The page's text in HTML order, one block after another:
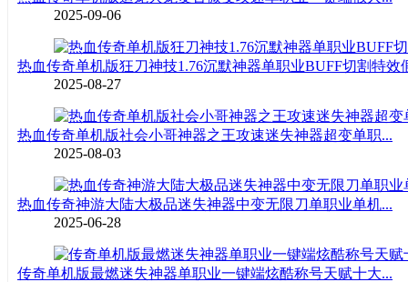
2025-09-06
热血传奇单机版狂刀神技1.76沉默神器单职业BUFF切割特效
2025-08-27
热血传奇单机版社会小哥神器之王攻速迷失神器超变单职...
2025-08-03
热血传奇神游大陆大极品迷失神器中变无限刀单职业单机...
2025-06-28
传奇单机版最燃迷失神器单职业一键端炫酷称号天赋十大...